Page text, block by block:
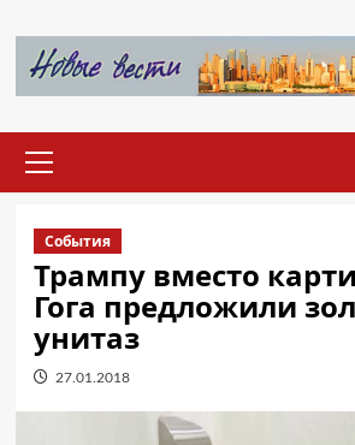
содержимому
меню
События
Трампу вместо
Гога предложили
унитаз
27.01.2018